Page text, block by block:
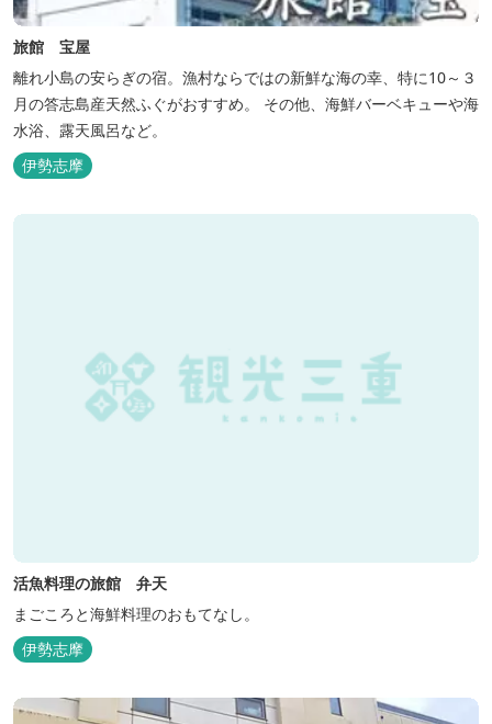
旅館 宝屋
離れ小島の安らぎの宿。漁村ならではの新鮮な海の幸、特に10～３
月の答志島産天然ふぐがおすすめ。 その他、海鮮バーベキューや海
水浴、露天風呂など。
伊勢志摩
活魚料理の旅館 弁天
まごころと海鮮料理のおもてなし。
伊勢志摩